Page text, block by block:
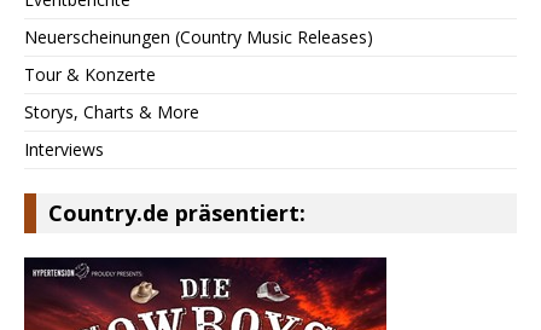
Neuerscheinungen (Country Music Releases)
Tour & Konzerte
Storys, Charts & More
Interviews
Country.de präsentiert: